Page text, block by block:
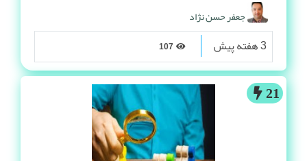
جعفر حسن نژاد
3 هفته پیش
21